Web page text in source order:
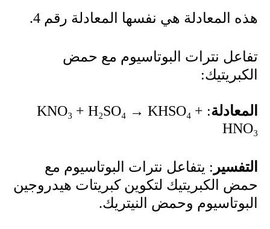
هذه المعادلة هي نفسها المعادلة رقم 4.
تفاعل نترات البوتاسيوم مع حمض
الكبريتيك:
المعادلة:
KNO₃ + H₂SO₄ → KHSO₄ +
HNO₃
التفسير : يتفاعل نترات البوتاسيوم مع
حمض الكبريتيك لتكوين كبريتات هيدروجين
البوتاسيوم وحمض النيتريك.